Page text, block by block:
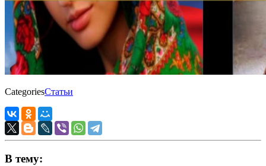
CategoriesСтатьи
В тему: